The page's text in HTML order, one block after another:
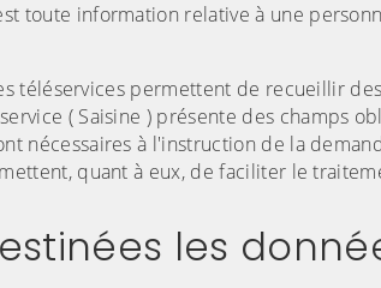
toute information relative à une
téléservices permettent de recueillir
( Saisine ) présente des champs
nécessaires à l'instruction de la
quant à eux, de faciliter le
les